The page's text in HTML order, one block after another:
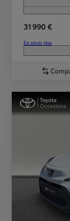
31 990 €
En savoir plus